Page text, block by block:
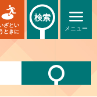
メニュー
ざとい
ときに
検索